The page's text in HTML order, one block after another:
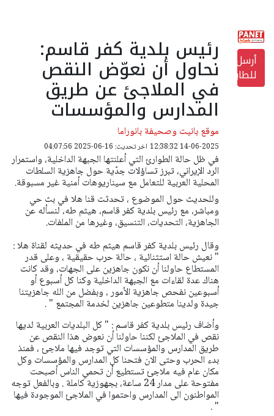
أرسل
للطابعة
رئيس بلدية كفر قاسم:
نحاول أن نعوّض النقص
في الملاجئ عن طريق
المدارس والمؤسسات
موقع بانيت وصحيفة بانوراما
14-06-2025 12:38:32 اخر تحديث: 16-06-2025 04:07:56
في ظل حالة الطوارئ التي أعلنتها الجبهة الداخلية، واستمرار
الرد الإيراني، تبرز تساؤلات جدّية حول جاهزية السلطات
المحلية العربية للتعامل مع سيناريوهات أمنية غير مسبوقة.
وللحديث حول الموضوع ، تحدثت قنا هلا في بث حي
ومباشر، مع رئيس بلدية كفر قاسم، هيثم طه، لنسأله عن
الجاهزية، التحديات، التنسيق، وغيرها من الملفات.
وقال رئيس بلدية كفر قاسم هيثم طه في حديثه لقناة هلا :
" نعيش حالة استثنائية ، حالة حرب حقيقية ، وعلى قدر
المستطاع حاولنا أن نكون جاهزين على الجهات، وقد كانت
هناك عدة لقاءات مع الجبهة الداخلية وكنا كل أسبوع أو
أسبوعين نفحص جاهزية الأمور ، وبفضل من الله جاهزيتنا
جيدة ولدينا متطوعين جاهزين لخدمة المجتمع " .
وأضاف رئيس بلدية كفر قاسم : " كل البلديات العربية لديها
نقص في الملاجئ لكننا حاولنا أن نعوض هذا النقص عن
طريق المدارس والمؤسسات التي توجد فيها ملاجئ ، فمنذ
بدء الحرب وحتى الان فتحنا كل المدارس والمؤسسات وكل
مكان عام فيه ملاجئ تستطيع أن تحمي الناس أصبحت
مفتوحة على مدار 24 ساعة، بجهوزية كاملة . وبالفعل توجه
المواطنون الى المدارس واحتموا في الملاجئ الموجودة فيها
" .